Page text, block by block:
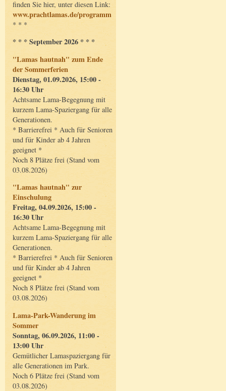
finden Sie hier, unter diesen Link:
www.prachtlamas.de/programm
* * *
* * * September 2026 * * *
"Lamas hautnah" zum Ende
der Sommerferien
Dienstag, 01.09.2026, 15:00 -
16:30 Uhr
Achtsame Lama-Begegnung mit
kurzem Lama-Spaziergang für alle
Generationen.
* Barrierefrei * Auch für Senioren
und für Kinder ab 4 Jahren
geeignet *
Noch 8 Plätze frei (Stand vom
03.08.2026)
"Lamas hautnah" zur
Einschulung
Freitag, 04.09.2026, 15:00 -
16:30 Uhr
Achtsame Lama-Begegnung mit
kurzem Lama-Spaziergang für alle
Generationen.
* Barrierefrei * Auch für Senioren
und für Kinder ab 4 Jahren
geeignet *
Noch 8 Plätze frei (Stand vom
03.08.2026)
Lama-Park-Wanderung im
Sommer
Sonntag, 06.09.2026, 11:00 -
13:00 Uhr
Gemütlicher Lamaspaziergang für
alle Generationen im Park.
Noch 6 Plätze frei (Stand vom
03.08.2026)